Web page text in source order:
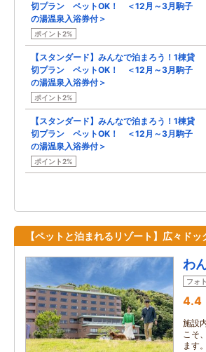
切プラン ペットOK！ ＜12月～3月駒子
の湯温泉入浴券付＞
ポイント2%
【スタンダード】みんなで泊まろう！1棟貸
切プラン ペットOK！ ＜12月～3月駒子
の湯温泉入浴券付＞
ポイント2%
【スタンダード】みんなで泊まろう！1棟貸
切プラン ペットOK！ ＜12月～3月駒子
の湯温泉入浴券付＞
ポイント2%
【ペットと泊まれるリゾート】広々ドッ
わ
フォ
4.4
施設
こそ
ます。